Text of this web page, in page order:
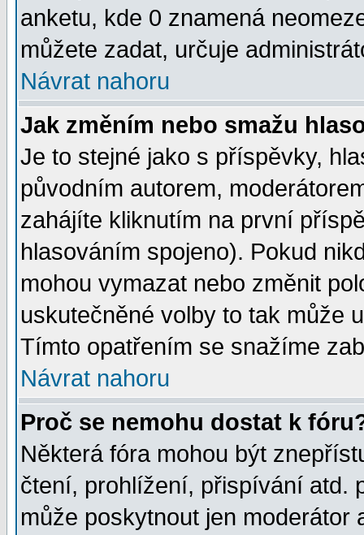
anketu, kde 0 znamená
můžete zadat, určuje
Návrat nahoru
Jak změním nebo smažu
Je to stejné jako s příspěvky,
původním autorem,
zahájíte kliknutím na první
hlasováním spojeno). Pokud
mohou vymazat nebo změnit
uskutečněné volby to tak může
Tímto opatřením se snažíme
Návrat nahoru
Proč se nemohu dostat k
Některá fóra mohou být
čtení, prohlížení, přispívání atd.
může poskytnout jen moderátor